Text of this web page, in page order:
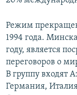
Режим
1994 года.
году, является
переговоров о
В группу входят
Германия,